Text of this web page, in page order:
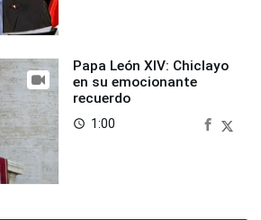
Papa León XIV: Chiclayo
en su emocionante
recuerdo
access_time 1:00